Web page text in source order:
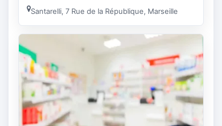
Santarelli, 7 Rue de la République, Marseille